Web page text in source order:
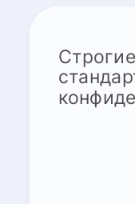
Строгие